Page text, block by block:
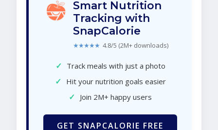
Smart Nutrition
Tracking with
SnapCalorie
★★★★★ 4.8/5 (2M+ downloads)
✓ Track meals with just a photo
✓ Hit your nutrition goals easier
✓ Join 2M+ happy users
GET SNAPCALORIE FREE